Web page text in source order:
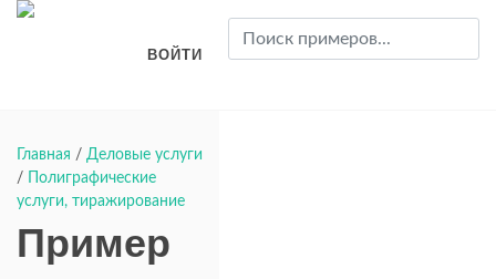
ВОЙТИ
Главная / Деловые услуги
/
Полиграфические
услуги, тиражирование
Пример